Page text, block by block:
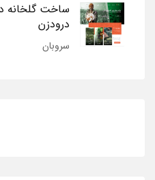
ساخت گلخانه
درودزن
سروبان